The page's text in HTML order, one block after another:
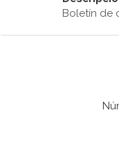
Boletín de